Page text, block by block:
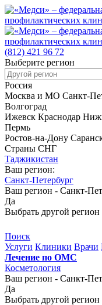
(812) 421 96 72
Выберите регион
Россия
Москва и МО Санкт-
Волгоград
Ижевск Краснодар
Пермь
Ростов-на-Дону
Страны СНГ
Таджикистан
Ваш регион:
Санкт-Петербург
Ваш регион - Санкт-
Да
Выбрать другой регион
Поиск
Услуги Клиники Врачи
Лечение по ОМС
Косметология
Ваш регион - Санкт-
Да
Выбрать другой регион